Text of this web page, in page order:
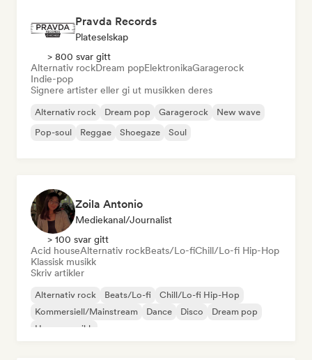
Pravda Records
Plateselskap
> 800 svar gitt
Alternativ rockDream popElektronikaGaragerock
Indie-pop
Signere artister eller gi ut musikken deres
Alternativ rock Dream pop Garagerock
New wave
Pop-soul
Reggae Shoegaze Soul
Zoila Antonio
Mediekanal/journalist
> 100 svar gitt
Acid houseAlternativ rockBeats/Lo-fiChill/Lo-fi Hip-Hop
Klassisk musikk
Skriv artikler
Alternativ rock Beats/Lo-fi
Chill/Lo-fi Hip-Hop
Kommersiell/Mainstream
Dance Disco
Dream pop
House-musikk